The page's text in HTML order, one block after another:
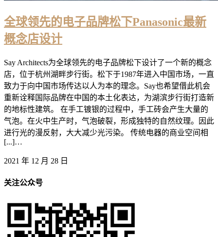
全球领先的电子品牌松下Panasonic最新
概念店设计
Say Architects为全球领先的电子品牌松下设计了一个新的概念
店，位于杭州湖畔步行街。松下于1987年进入中国市场，一直
致力于向中国市场传达以人为本的理念。Say也希望借此机会
重新诠释国际品牌在中国的本土化表达，为湖滨步行街打造新
的地标性建筑。 在手工镀银的过程中，手工砖会产生大量的
气泡。在火中生产时，气泡破裂，形成独特的自然纹理。因此
进行光的漫反射，大大减少光污染。 传统电器的商业空间相
[...]…
2021 年 12 月 28 日
关注公众号